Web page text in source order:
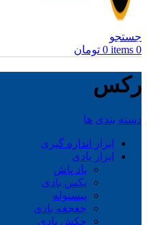
جستجو
0
items
0 تومان
رکس
دسته بندی ها
ابزار اندازه گیری
ابزار بادی
باد پاش
بکس بادی
پیستوله
جغجغه بادی
چکش بادی